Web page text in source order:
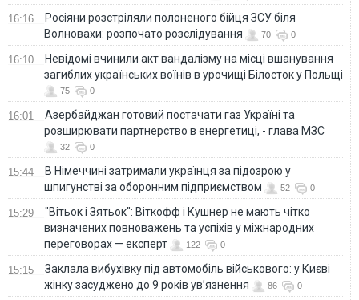
16:16
Росіяни розстріляли полоненого бійця ЗСУ біля
Волновахи: розпочато розслідування
70 0
16:10
Невідомі вчинили акт вандалізму на місці вшанування
загиблих українських воїнів в урочищі Білосток у Польщі
75 0
16:01
Азербайджан готовий постачати газ Україні та
розширювати партнерство в енергетиці, - глава МЗС
32 0
15:44
В Німеччині затримали українця за підозрою у
шпигунстві за оборонним підприємством
52 0
15:29
"Вітьок і Зятьок": Віткофф і Кушнер не мають чітко
визначених повноважень та успіхів у міжнародних
переговорах — експерт
122 0
15:15
Заклала вибухівку під автомобіль військового: у Києві
жінку засуджено до 9 років ув’язнення
86 0